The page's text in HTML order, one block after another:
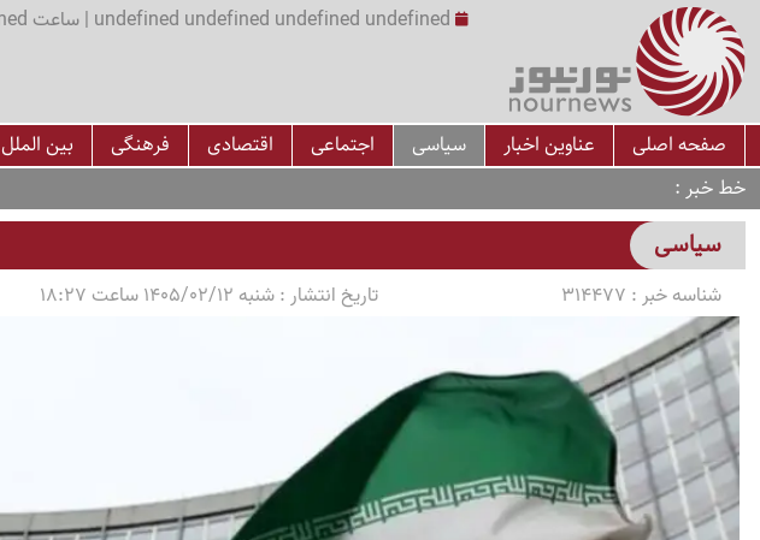
undefined undefined undefined undefined | ساعت undefined:undefined
صفحه اصلی عناوین اخبار سیاسی اجتماعی اقتصادی فرهنگی بین الملل
خط خبر
سیاسی
شناسه خبر : 314477 تاریخ انتشار :شنبه 1405/02/12 ساعت 18:27